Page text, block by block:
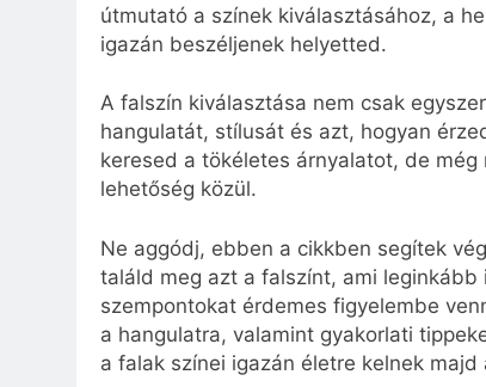
útmutató a színek kiválasztásához, a
igazán beszéljenek helyetted.
A falszín kiválasztása nem csak
hangulatát, stílusát és azt, hogyan
keresed a tökéletes árnyalatot, de
lehetőség közül.
Ne aggódj, ebben a cikkben segítek
találd meg azt a falszínt, ami
szempontokat érdemes figyelembe
a hangulatra, valamint gyakorlati
a falak színei igazán életre kelnek majd